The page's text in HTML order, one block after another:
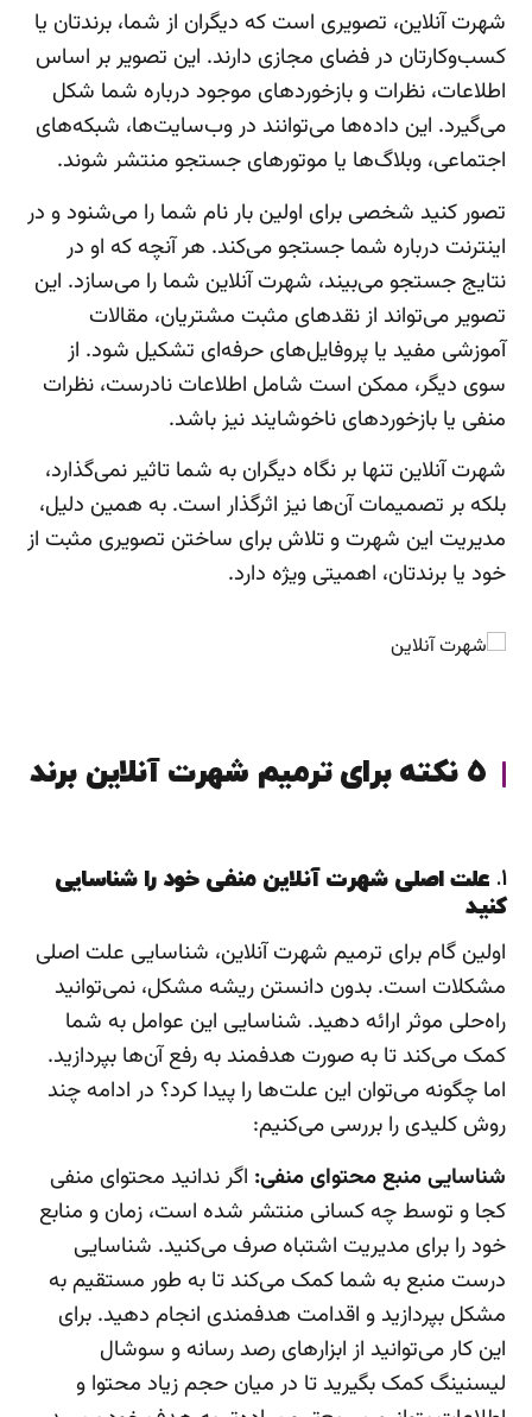
شهرت آنلاین، تصویری است که دیگران از شما، برندتان یا
کسب‌وکارتان در فضای مجازی دارند. این تصویر بر اساس
اطلاعات، نظرات و بازخوردهای موجود درباره شما شکل
می‌گیرد. این داده‌ها می‌توانند در وب‌سایت‌ها، شبکه‌های
اجتماعی، وبلاگ‌ها یا موتورهای جستجو منتشر شوند.
تصور کنید شخصی برای اولین بار نام شما را می‌شنود و در
اینترنت درباره شما جستجو می‌کند. هر آنچه که او در
نتایج جستجو می‌بیند، شهرت آنلاین شما را می‌سازد. این
تصویر می‌تواند از نقدهای مثبت مشتریان، مقالات
آموزشی مفید یا پروفایل‌های حرفه‌ای تشکیل شود. از
سوی دیگر، ممکن است شامل اطلاعات نادرست، نظرات
منفی یا بازخوردهای ناخوشایند نیز باشد.
شهرت آنلاین تنها بر نگاه دیگران به شما تاثیر نمی‌گذارد،
بلکه بر تصمیمات آن‌ها نیز اثرگذار است. به همین دلیل،
مدیریت این شهرت و تلاش برای ساختن تصویری مثبت از
خود یا برندتان، اهمیتی ویژه دارد.
۵ نکته برای ترمیم شهرت آنلاین برند
۱. علت اصلی شهرت آنلاین منفی خود را شناسایی
کنید
اولین گام برای ترمیم شهرت آنلاین، شناسایی علت اصلی
مشکلات است. بدون دانستن ریشه مشکل، نمی‌توانید
راه‌حلی موثر ارائه دهید. شناسایی این عوامل به شما
کمک می‌کند تا به صورت هدفمند به رفع آن‌ها بپردازید.
اما چگونه می‌توان این علت‌ها را پیدا کرد؟ در ادامه چند
روش کلیدی را بررسی می‌کنیم:
شناسایی منبع محتوای منفی: اگر ندانید محتوای منفی
کجا و توسط چه کسانی منتشر شده است، زمان و منابع
خود را برای مدیریت اشتباه صرف می‌کنید. شناسایی
درست منبع به شما کمک می‌کند تا به طور مستقیم به
مشکل بپردازید و اقدامت هدفمندی انجام دهید. برای
این کار می‌توانید از ابزارهای رصد رسانه و سوشال
لیسنینگ کمک بگیرید تا در میان حجم زیاد محتوا و